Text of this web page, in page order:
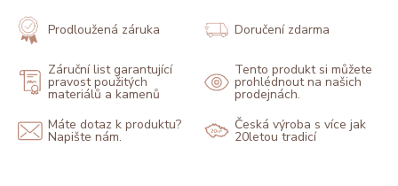
Prodloužená záruka Doručení zdarma
Záruční list garantující
pravost použitých
materiálů a kamenů
Tento produkt si můžete
prohlédnout na našich
prodejnách.
Máte dotaz k produktu?
Napište nám.
Česká výroba s více jak
20letou tradicí